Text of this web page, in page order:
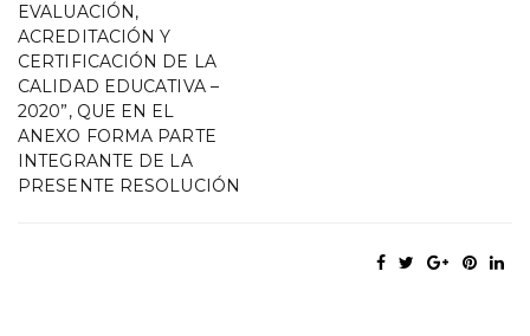
EVALUACIÓN,
ACREDITACIÓN Y
CERTIFICACIÓN DE LA
CALIDAD EDUCATIVA –
2020”, QUE EN EL
ANEXO FORMA PARTE
INTEGRANTE DE LA
PRESENTE RESOLUCIÓN